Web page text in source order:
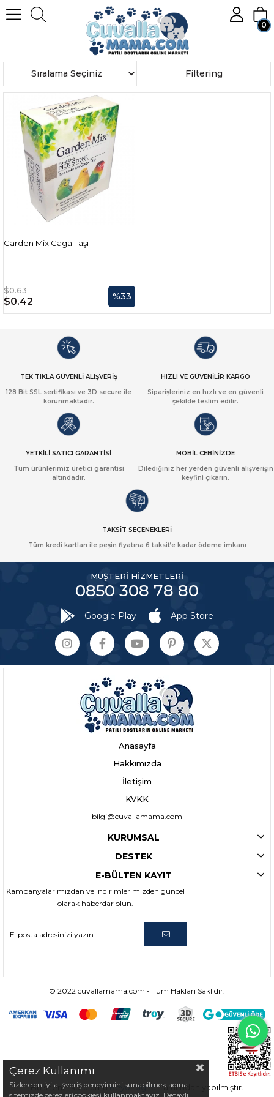
Member Login
0
Kuş Gaga Taşı ve Kemikler
Filtering
Sort
Garden Mix Gaga Taşı
$0.63
$0.42 %33
TEK TIKLA GÜVENLİ ALIŞVERİŞ
128 Bit SSL sertifikası ve 3D secure ile
korunmaktadır.
HIZLI VE GÜVENİLİR KARGO
Siparişleriniz en hızlı ve en güvenli
şekilde teslim edilir.
YETKİLİ SATICI GARANTİSİ
Tüm ürünlerimiz üretici garantisi
altındadır.
MOBİL CEBİNİZDE
Dilediğiniz her yerden güvenli alışverişin
keyfini çıkarın.
TAKSİT SEÇENEKLERİ
Tüm kredi kartları ile peşin fiyatına 6 taksit’e kadar ödeme imkanı
MÜŞTERİ HİZMETLERİ
0850 308 78 80
Google Play App Store
Anasayfa
Hakkımızda
İletişim
KVKK
bilgi@cuvallamama.com
KURUMSAL
DESTEK
E-BÜLTEN KAYIT
Kampanyalarımızdan ve indirimlerimizden güncel
olarak haberdar olun.
© 2022 cuvallamama.com - Tüm Hakları Saklıdır.
Bu sitenin kurulumuKeyo Digital tarafından yapılmıştır.
Çerez Kullanımı
Sizlere en iyi alışveriş deneyimini sunabilmek adına
sitemizde çerezler(cookies) kullanmaktayız. Detaylı